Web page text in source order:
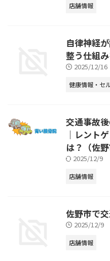
店舗情報
自律神経
整う仕組
2025/12/16
健康情報・セ
交通事故
｜レント
は？（佐野
2025/12/9
店舗情報
佐野市で
2025/12/9
店舗情報